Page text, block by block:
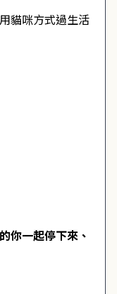
貓咪方式過生活
你一起停下來、